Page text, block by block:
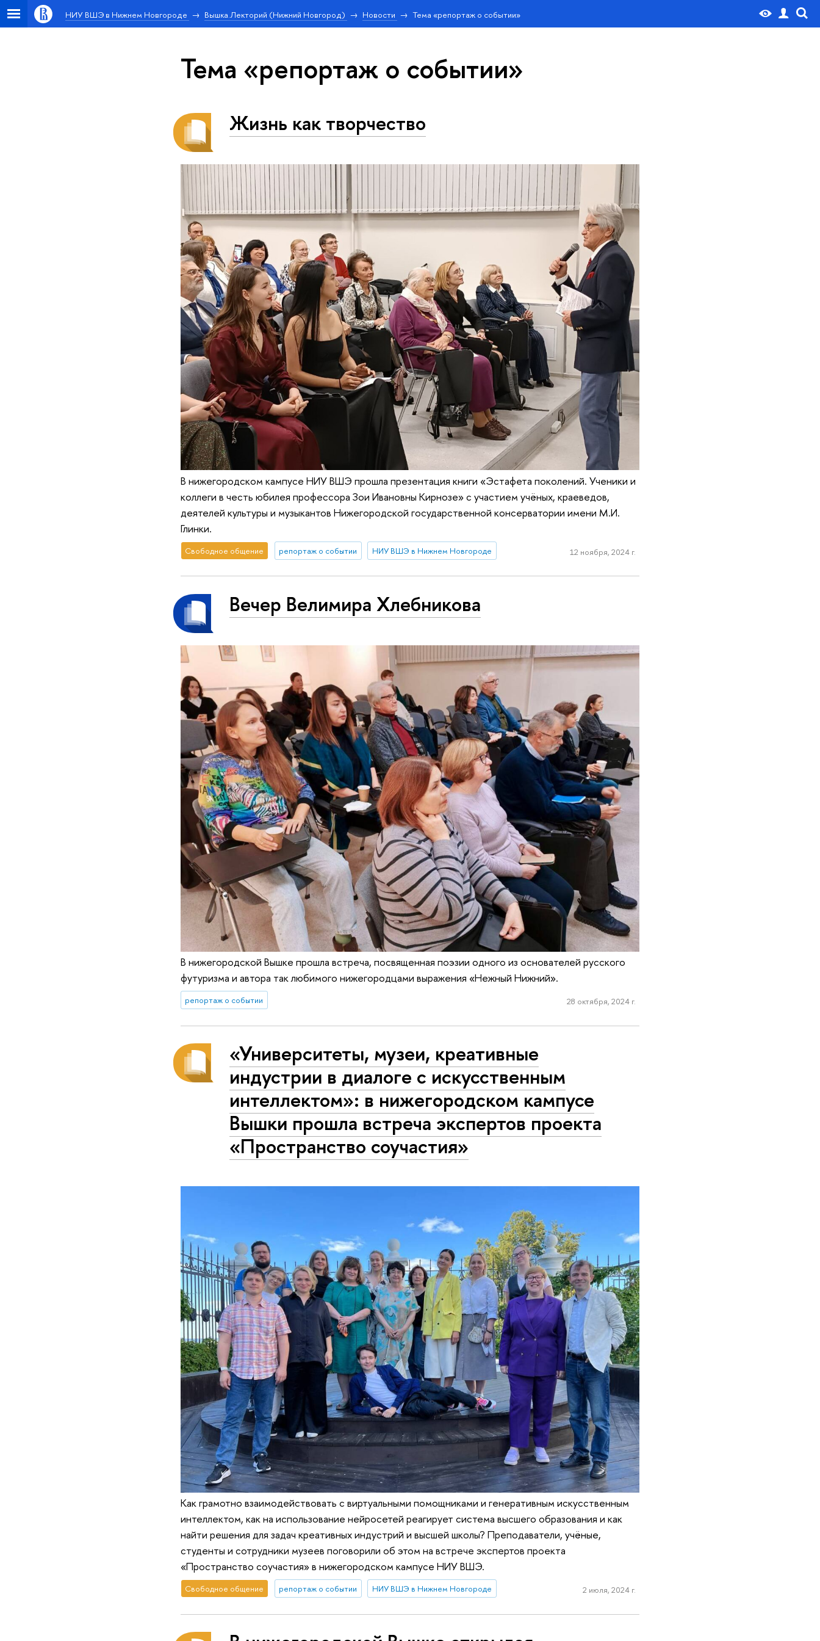
НИУ ВШЭ в Нижнем Новгороде Вышка.Лекторий (Нижний Новгород) Новости Тема «репортаж о событии»
Тема «репортаж о событии»
Жизнь как творчество
В нижегородском кампусе НИУ ВШЭ прошла презентация книги «Эстафета поколений. Ученики и
коллеги в честь юбилея профессора Зои Ивановны Кирнозе» с участием учёных, краеведов,
деятелей культуры и музыкантов Нижегородской государственной консерватории имени М.И.
Глинки.
Свободное общение репортаж о событии НИУ ВШЭ в Нижнем Новгороде 12 ноября, 2024 г.
Вечер Велимира Хлебникова
В нижегородской Вышке прошла встреча, посвященная поэзии одного из основателей русского
футуризма и автора так любимого нижегородцами выражения «Нежный Нижний».
репортаж о событии 28 октября, 2024 г.
«Университеты, музеи, креативные
индустрии в диалоге с искусственным
интеллектом»: в нижегородском кампусе
Вышки прошла встреча экспертов проекта
«Пространство соучастия»
Как грамотно взаимодействовать с виртуальными помощниками и генеративным искусственным
интеллектом, как на использование нейросетей реагирует система высшего образования и как
найти решения для задач креативных индустрий и высшей школы? Преподаватели, учёные,
студенты и сотрудники музеев поговорили об этом на встрече экспертов проекта
«Пространство соучастия» в нижегородском кампусе НИУ ВШЭ.
Свободное общение репортаж о событии НИУ ВШЭ в Нижнем Новгороде 2 июля, 2024 г.